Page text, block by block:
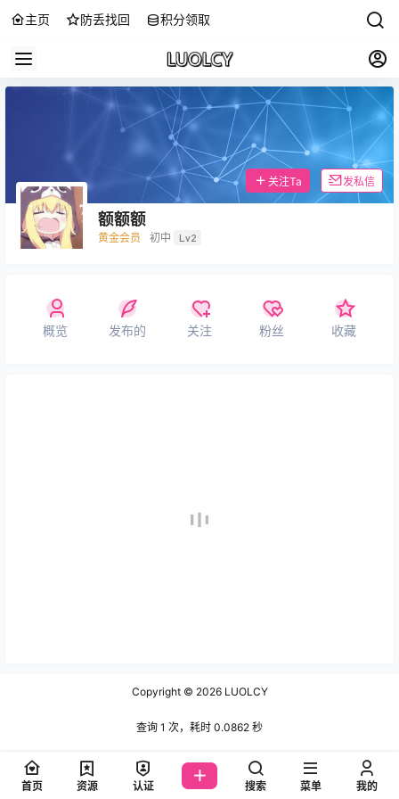
主页 防丢找回 积分领取
额额额
黄金会员 初中 Lv2
关注Ta 发私信
概览 发布的 关注 粉丝 收藏
Copyright © 2026LUOLCY
查询 1 次，耗时 0.0862 秒
首页 资源 认证 搜索 菜单 我的